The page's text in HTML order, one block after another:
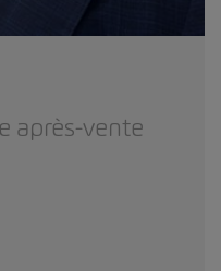
après-vente